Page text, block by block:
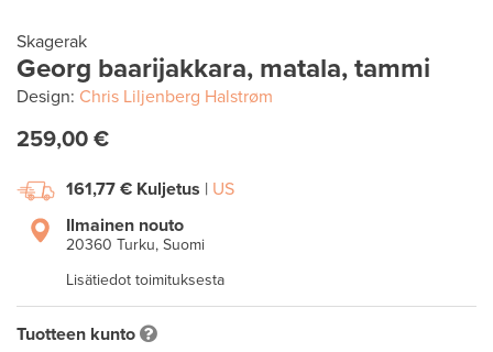
Skagerak
Georg baarijakkara, matala, tammi
Design: Chris Liljenberg Halstrøm
259,00 €
161,77 € Kuljetus | US
Ilmainen nouto
20360 Turku, Suomi
Lisätiedot toimituksesta
Tuotteen kunto